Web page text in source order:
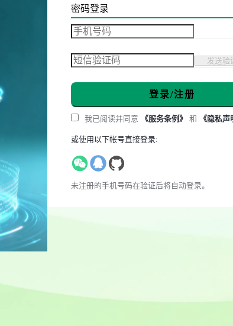
密码登录
发送验
登录/注册
我已阅读并同意 《服务条例》 和 《隐私声
或使用以下帐号直接登录:
未注册的手机号码在验证后将自动登录。